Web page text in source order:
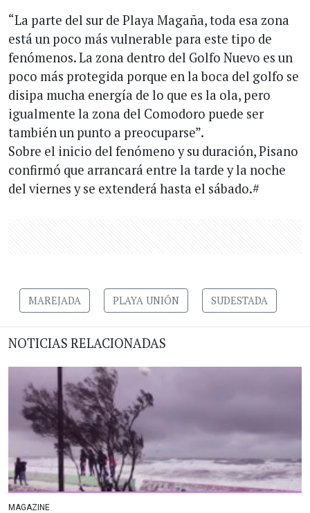
“La parte del sur de Playa Magaña, toda esa zona
está un poco más vulnerable para este tipo de
fenómenos. La zona dentro del Golfo Nuevo es un
poco más protegida porque en la boca del golfo se
disipa mucha energía de lo que es la ola, pero
igualmente la zona del Comodoro puede ser
también un punto a preocuparse”.
Sobre el inicio del fenómeno y su duración, Pisano
confirmó que arrancará entre la tarde y la noche
del viernes y se extenderá hasta el sábado.#
MAREJADA PLAYA UNIÓN SUDESTADA
NOTICIAS RELACIONADAS
MAGAZINE